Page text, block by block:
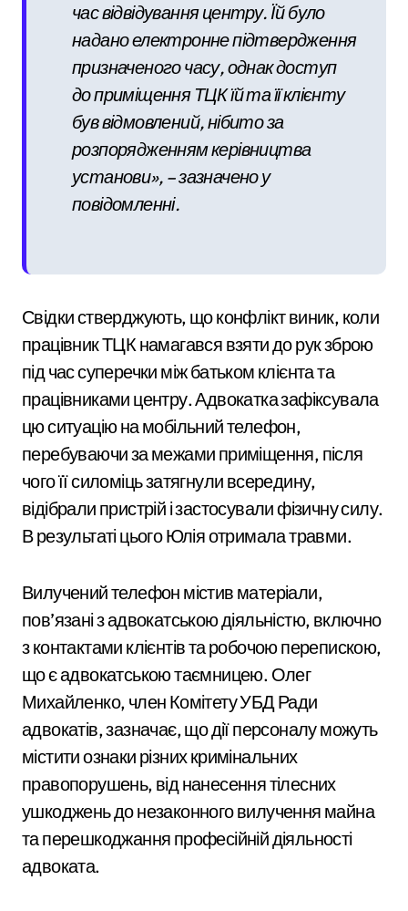
час відвідування центру. Їй було
надано електронне підтвердження
призначеного часу, однак доступ
до приміщення ТЦК їй та її клієнту
був відмовлений, нібито за
розпорядженням керівництва
установи», – зазначено у
повідомленні.
Свідки стверджують, що конфлікт виник, коли
працівник ТЦК намагався взяти до рук зброю
під час суперечки між батьком клієнта та
працівниками центру. Адвокатка зафіксувала
цю ситуацію на мобільний телефон,
перебуваючи за межами приміщення, після
чого її силоміць затягнули всередину,
відібрали пристрій і застосували фізичну силу.
В результаті цього Юлія отримала травми.
Вилучений телефон містив матеріали,
пов’язані з адвокатською діяльністю, включно
з контактами клієнтів та робочою перепискою,
що є адвокатською таємницею. Олег
Михайленко, член Комітету УБД Ради
адвокатів, зазначає, що дії персоналу можуть
містити ознаки різних кримінальних
правопорушень, від нанесення тілесних
ушкоджень до незаконного вилучення майна
та перешкоджання професійній діяльності
адвоката.